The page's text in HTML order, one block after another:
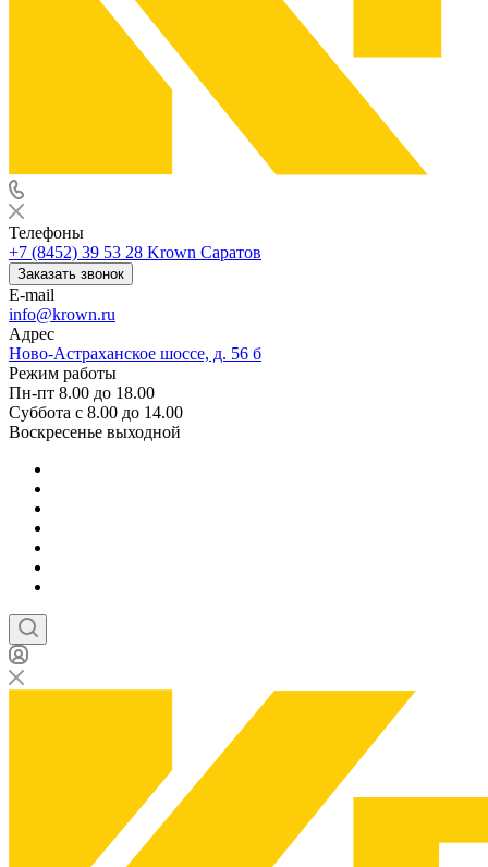
Телефоны
+7 (8452) 39 53 28 Krown Саратов
Заказать звонок
E-mail
info@krown.ru
Адрес
Ново-Астраханское шоссе, д. 56 б
Режим работы
Пн-пт 8.00 до 18.00
Суббота с 8.00 до 14.00
Воскресенье выходной